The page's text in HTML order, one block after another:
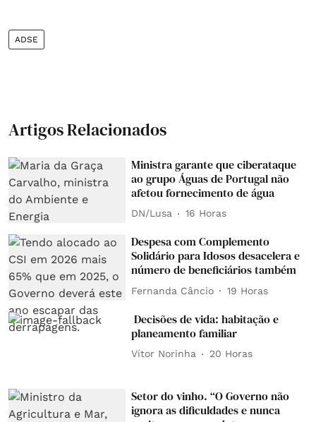
ADSE
Artigos Relacionados
Ministra garante que ciberataque
ao grupo Águas de Portugal não
afetou fornecimento de água
DN/Lusa 16 Horas
Despesa com Complemento
Solidário para Idosos desacelera e
número de beneficiários também
Fernanda Câncio 19 Horas
Decisões de vida: habitação e
planeamento familiar
Vítor Norinha 20 Horas
Setor do vinho. “O Governo não
ignora as dificuldades e nunca